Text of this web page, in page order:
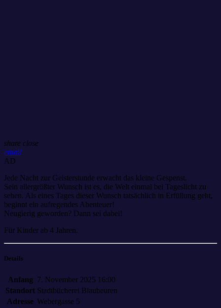
share close
email
AD
Jede Nacht zur Geisterstunde erwacht das kleine Gespenst.
Sein allergrößter Wunsch ist es, die Welt einmal bei Tageslicht zu
sehen. Als eines Tages dieser Wunsch tatsächlich in Erfüllung geht,
beginnt ein aufregendes Abenteuer!
Neugierig geworden? Dann sei dabei!
Für Kinder ab 4 Jahren.
Details
Anfang 7. November 2025 16:00
Standort Stadtbücherei Blaubeuren
Adresse Webergasse 5